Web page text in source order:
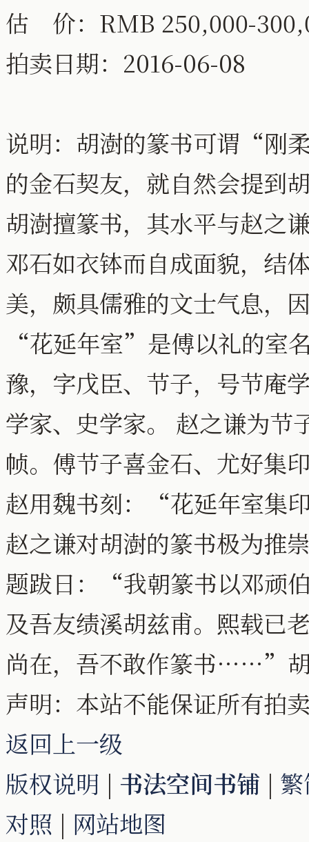
估 价：RMB 250,000-
拍卖日期：2016-06-08
说明：胡澍的篆书可谓“刚
的金石契友，就自然会提到
胡澍擅篆书，其水平与赵之
邓石如衣钵而自成面貌，结
美，颇具儒雅的文士气息，
“花延年室”是傅以礼的室
豫，字戊臣、节子，号节庵
学家、史学家。 赵之谦为节
帧。傅节子喜金石、尤好集
赵用魏书刻：“花延年室集
赵之谦对胡澍的篆书极为推
题跋日：“我朝篆书以邓顽
及吾友绩溪胡兹甫。熙载已
尚在，吾不敢作篆书……”
声明：本站不能保证所有拍
返回上一级
版权说明 | 书法空间书铺 |
对照 | 网站地图